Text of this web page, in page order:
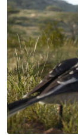
selama